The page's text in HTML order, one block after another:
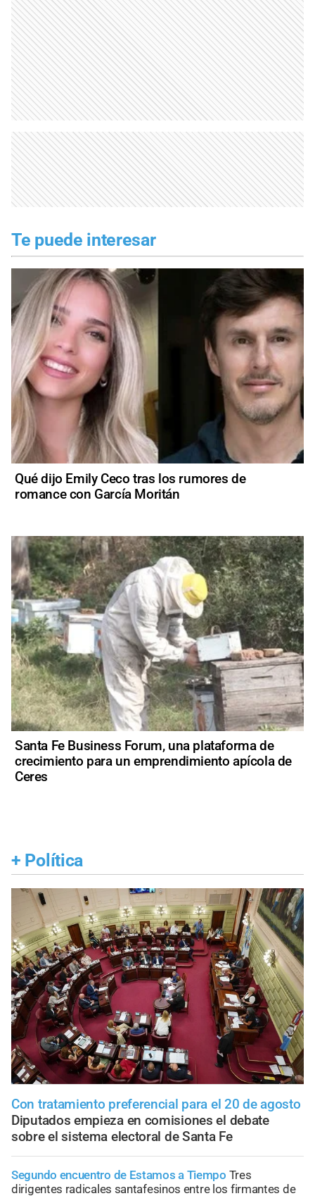
Te puede interesar
Qué dijo Emily Ceco tras los rumores de
romance con García Moritán
Santa Fe Business Forum, una plataforma de
crecimiento para un emprendimiento apícola de
Ceres
+ Política
Con tratamiento preferencial para el 20 de agosto
Diputados empieza en comisiones el debate
sobre el sistema electoral de Santa Fe
Segundo encuentro de Estamos a Tiempo Tres
dirigentes radicales santafesinos entre los firmantes de